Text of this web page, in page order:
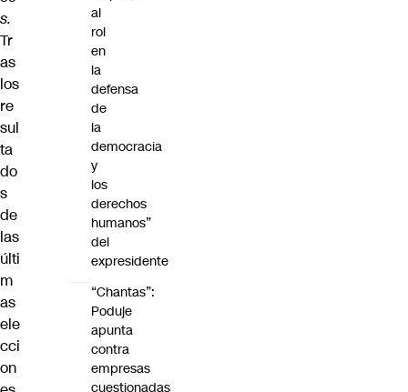
s.
Tr
as
los
re
sul
ta
do
s
de
las
últi
m
as
ele
cci
on
al
rol
en
la
defensa
de
la
democracia
y
los
derechos
humanos”
del
expresidente
“Chantas”:
Poduje
apunta
contra
empresas
cuestionadas